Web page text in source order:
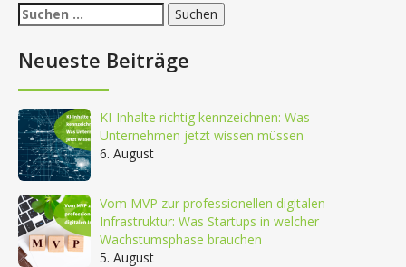
Suchen
nach:
Neueste Beiträge
KI-Inhalte richtig kennzeichnen: Was
Unternehmen jetzt wissen müssen
6. August
Vom MVP zur professionellen digitalen
Infrastruktur: Was Startups in welcher
Wachstumsphase brauchen
5. August